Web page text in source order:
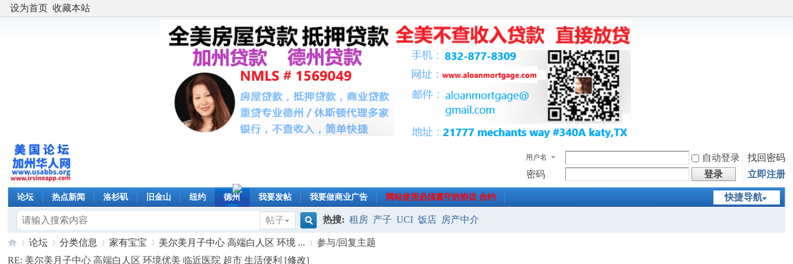
设为首页 收藏本站
用户名 自动登录
找回密码
密码
登录 立即注册
快捷导航
论坛 热点新闻 洛杉矶 旧金山 纽约 德州 我要发帖 我要做商业广告 网站使用必须遵守的协议 合约
帖子
搜
热搜: 租房 产子 UCI 饭店 房产中介
论坛 分类信息 家有宝宝 美尔美月子中心 高端白人区 环境 ...
参与/回复主题
RE: 美尔美月子中心 高端白人区 环境优美 临近医院 超市 生活便利 [修改]